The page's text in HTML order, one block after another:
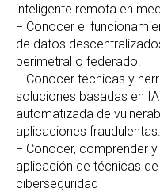
inteligente remota en
− Conocer el
de datos
perimetral o federado.
− Conocer técnicas y
soluciones basadas en
automatizada de
aplicaciones fraudulentas.
− Conocer, comprender
aplicación de técnicas
ciberseguridad